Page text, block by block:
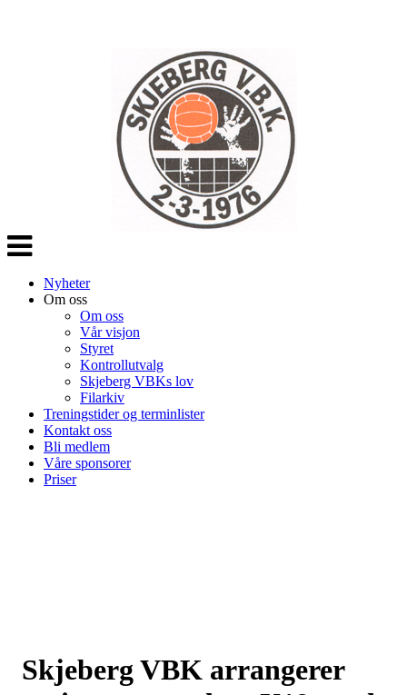
Veksle
navigasjon
Nyheter
Om oss
Om oss
Vår visjon
Styret
Kontrollutvalg
Skjeberg VBKs lov
Filarkiv
Treningstider og terminlister
Kontakt oss
Bli medlem
Våre sponsorer
Priser
Skjeberg VBK arrangerer